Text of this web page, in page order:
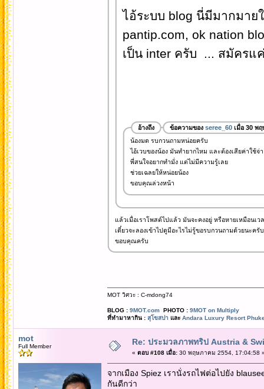
ไอ้ระบบ blog นี่มีมากมาย
pantip.com, ok nation
เป็น inter ครับ ... สมัครแ
อ้างถึง ข้อความของ seree_60เมื่อ 30 พฤ
น้องมด รบกวนถามหน่อยครับ
ไอ้เวบของน้อง มันทำยากไหม และต้องเสียค่าใช้จ่า
พี่สนใจอยากทำมั่ง แต่ไม่มีความรู้เลย
ช่วยเฉลยให้หน่อยน้อง
ขอบคุณล่วงหน้า
แล้วเมื่อเราโพสต์ไปแล้ว มันจะคงอยู่ หรือหายเหมือนเ
เดี๋ยวจะลองเข้าไปดูมีอะไรไม่รู้ขอรบกวนถามด้วยนะครับ
ขอบคุณครับ
MOT วิศวะ : C-mdong74
BLOG : 9MOT.comPHOTO : 9MOT on Multiply
ที่ทำมาหากิน : สุโขสปา และ Andara Luxury Resort
mot
Full Member Re: ประมวลภาพทริป Austria &
« ตอบ #108 เมื่อ:30 พฤษภาคม 2554, 17:04:58
จากเมือง Spiez เรานั่งรถไฟต่อไปยัง
กันดีกว่า